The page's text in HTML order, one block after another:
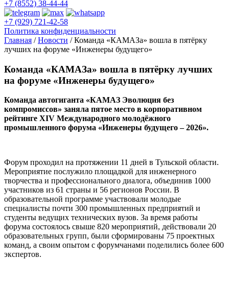
+7 (8552) 38-44-44
+7 (929) 721-42-58
Политика конфиденциальности
Главная /Новости /Команда «КАМАЗа» вошла в пятёрку
лучших на форуме «Инженеры будущего»
Команда «КАМАЗа» вошла в пятёрку лучших
на форуме «Инженеры будущего»
Команда автогиганта «КАМАЗ Эволюция без
компромиссов» заняла пятое место в корпоративном
рейтинге XIV Международного молодёжного
промышленного форума «Инженеры будущего – 2026».
Форум проходил на протяжении 11 дней в Тульской области.
Мероприятие послужило площадкой для инженерного
творчества и профессионального диалога, объединив 1000
участников из 61 страны и 56 регионов России. В
образовательной программе участвовали молодые
специалисты почти 300 промышленных предприятий и
студенты ведущих технических вузов. За время работы
форума состоялось свыше 820 мероприятий, действовали 20
образовательных групп, были сформированы 75 проектных
команд, а своим опытом с форумчанами поделились более 600
экспертов.